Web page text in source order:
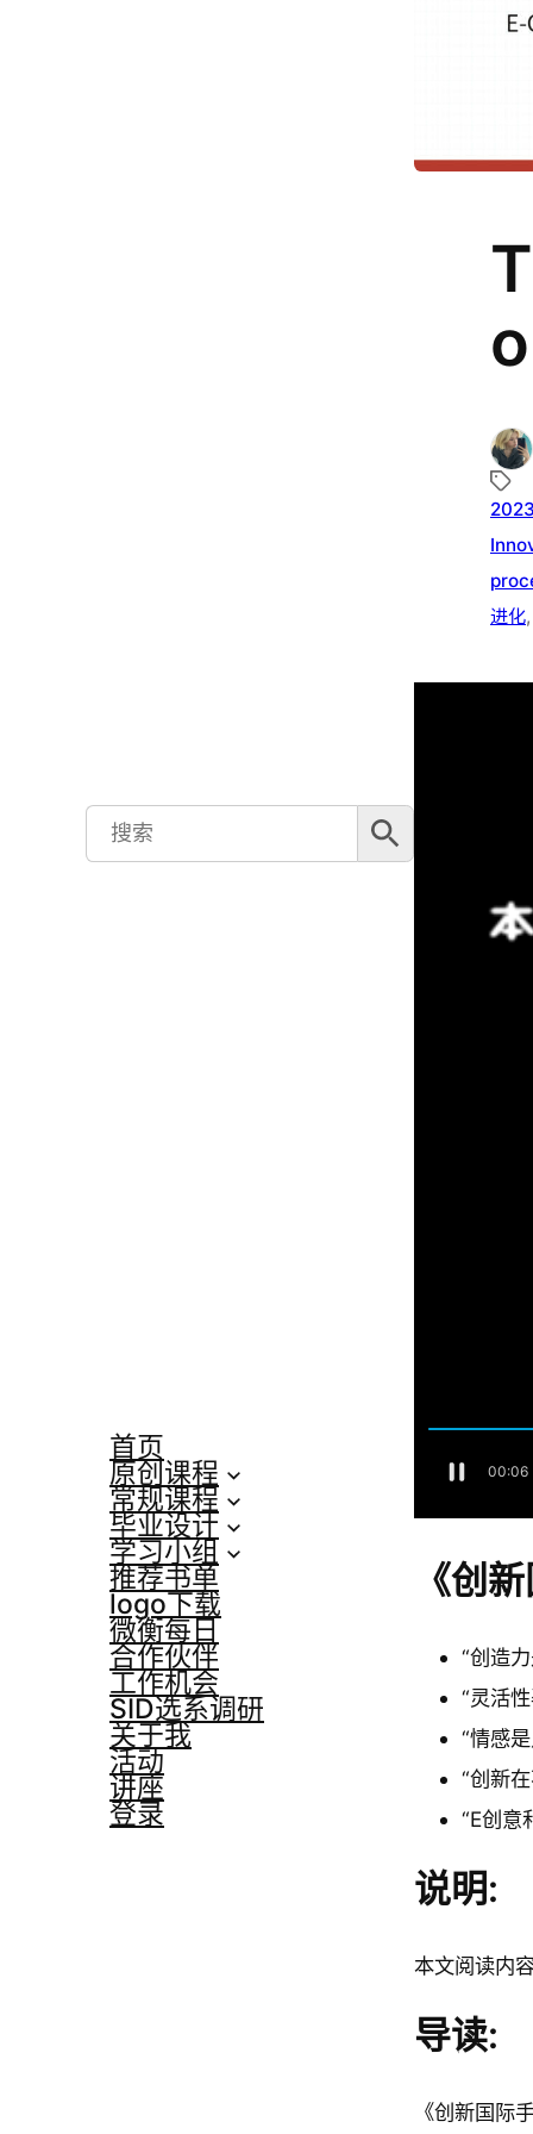
Search
for:
搜索按钮
首页
原创课程
常规课程
毕业设计
学习小组
推荐书单
logo下载
微衡每日
合作伙伴
工作机会
SID选系调研
关于我
活动
讲座
登录
进化
《创
“创造
“灵活
“情感
“创新
“E创意
说明:
本文阅读内
导读:
《创新国际